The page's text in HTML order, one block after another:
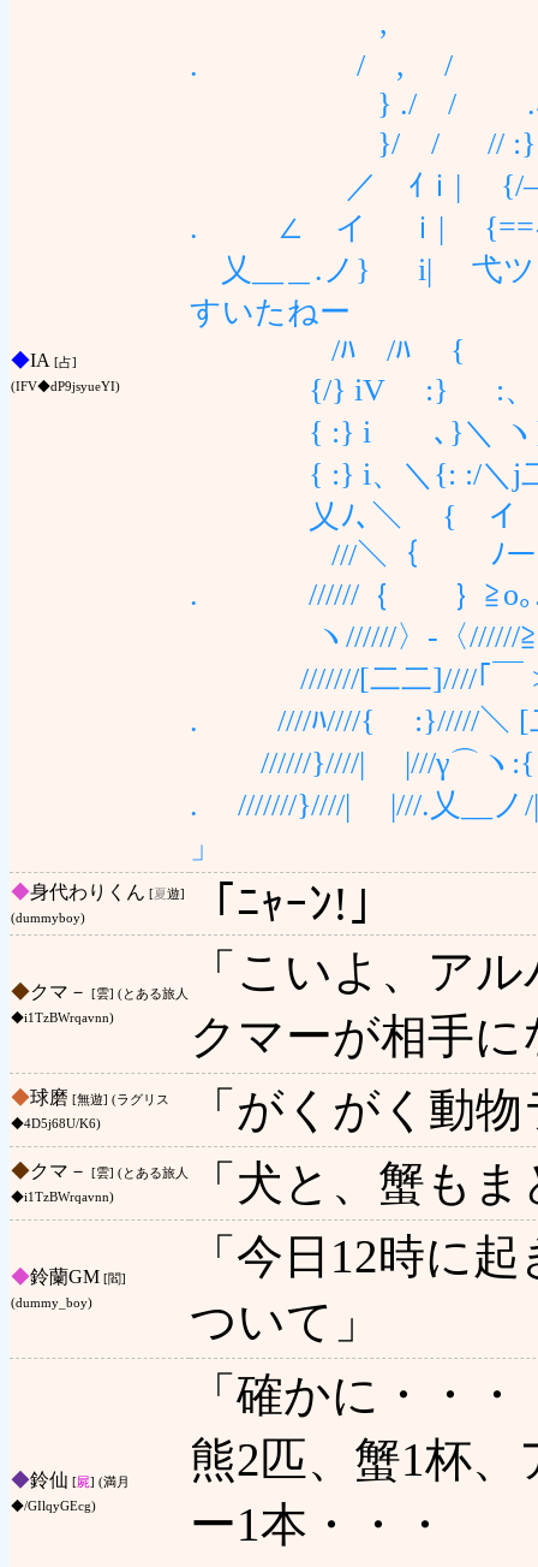
◆IA [占]
(IFV◆dP9jsyueYI)
,
. / , /
} ./ / .ﾊ
}/ / // :}
／ ｲｉ| {/
. ∠ イ ｉ| {==ﾐ
乂__＿.ノ} i| 弋
すいたねー
/ﾊ /ﾊ { :
{/} iV :} :
{ :} i ､}＼ ヽ}
{ :} i、＼{: :/＼j
乂ﾉ､＼ {
///＼｛ ﾉー
. //////｛ ｝≧o｡
ヽ//////〉-〈//////≧o{
///////[二二]////｢￣
. ////ﾊ////{ :}/////＼ [
//////}////| |///γ⌒ヽ:{
. ///////}////| |///.乂__
」
◆身代わりくん [夏遊]
(dummyboy)
「ﾆｬｰﾝ!」
◆クマ－
[雲] (とある旅人
◆i1TzBWrqavnn)
「こいよ、ア
クマーが相手
◆球磨 [無遊] (ラグリス
◆4D5j68U/K6)
「がくがく動
◆クマ－
[雲] (とある旅人
◆i1TzBWrqavnn)
「犬と、蟹も
◆鈴蘭GM [閻]
(dummy_boy)
「今日12時に
ついて」
◆鈴仙 [屍] (満月
◆/GIlqyGEcg)
「確かに・・・
熊2匹、蟹1杯
ー1本・・・